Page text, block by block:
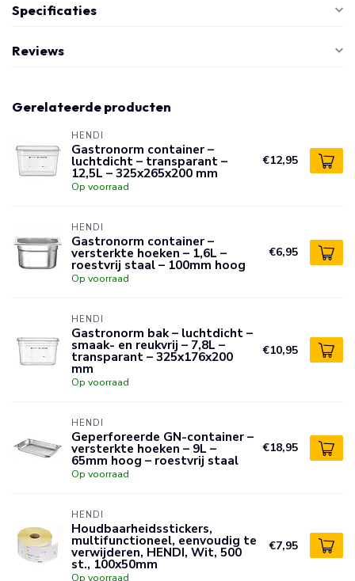
Specificaties
Reviews
Gerelateerde producten
HENDI
Gastronorm container –
luchtdicht – transparant –
12,5L – 325x265x200 mm
Op voorraad
€12,95
HENDI
Gastronorm container –
versterkte hoeken – 1,6L –
roestvrij staal – 100mm hoog
Op voorraad
€6,95
HENDI
Gastronorm bak – luchtdicht –
smaak- en reukvrij – 7,8L –
transparant – 325x176x200
mm
Op voorraad
€10,95
HENDI
Geperforeerde GN-container –
versterkte hoeken – 9L –
65mm hoog – roestvrij staal
Op voorraad
€18,95
HENDI
Houdbaarheidsstickers,
multifunctioneel, eenvoudig te
verwijderen, HENDI, Wit, 500
st., 100x50mm
Op voorraad
€7,95